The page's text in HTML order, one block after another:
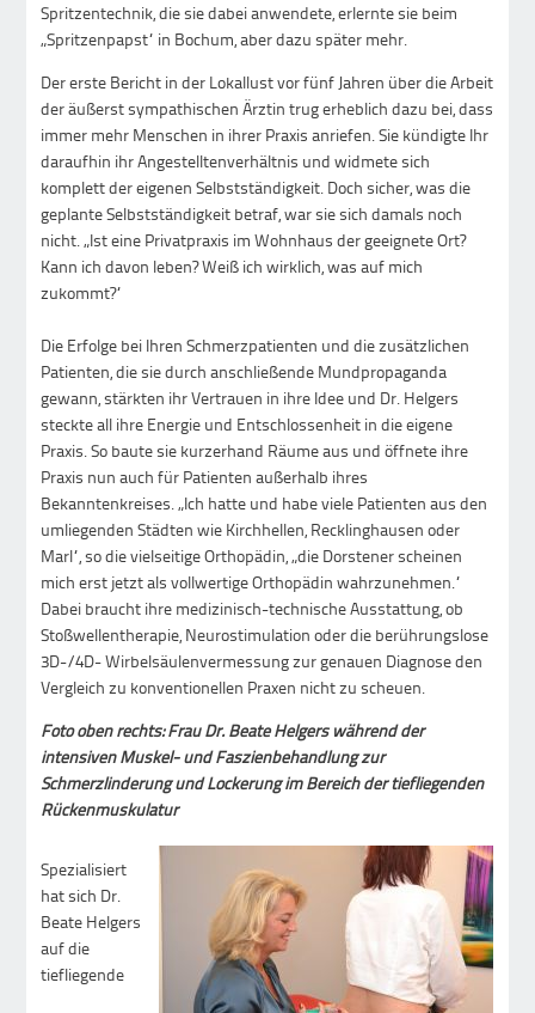
Spritzentechnik, die sie dabei anwendete, erlernte sie beim
„Spritzenpapst“ in Bochum, aber dazu später mehr.
Der erste Bericht in der Lokallust vor fünf Jahren über die Arbeit
der äußerst sympathischen Ärztin trug erheblich dazu bei, dass
immer mehr Menschen in ihrer Praxis anriefen. Sie kündigte Ihr
daraufhin ihr Angestelltenverhältnis und widmete sich
komplett der eigenen Selbstständigkeit. Doch sicher, was die
geplante Selbstständigkeit betraf, war sie sich damals noch
nicht. „Ist eine Privatpraxis im Wohnhaus der geeignete Ort?
Kann ich davon leben? Weiß ich wirklich, was auf mich
zukommt?“
Die Erfolge bei Ihren Schmerzpatienten und die zusätzlichen
Patienten, die sie durch anschließende Mundpropaganda
gewann, stärkten ihr Vertrauen in ihre Idee und Dr. Helgers
steckte all ihre Energie und Entschlossenheit in die eigene
Praxis. So baute sie kurzerhand Räume aus und öffnete ihre
Praxis nun auch für Patienten außerhalb ihres
Bekanntenkreises. „Ich hatte und habe viele Patienten aus den
umliegenden Städten wie Kirchhellen, Recklinghausen oder
Marl“, so die vielseitige Orthopädin, „die Dorstener scheinen
mich erst jetzt als vollwertige Orthopädin wahrzunehmen.“
Dabei braucht ihre medizinisch-technische Ausstattung, ob
Stoßwellentherapie, Neurostimulation oder die berührungslose
3D-/4D- Wirbelsäulenvermessung zur genauen Diagnose den
Vergleich zu konventionellen Praxen nicht zu scheuen.
Foto oben rechts: Frau Dr. Beate Helgers während der
intensiven Muskel- und Faszienbehandlung zur
Schmerzlinderung und Lockerung im Bereich der tiefliegenden
Rückenmuskulatur
Spezialisiert
hat sich Dr.
Beate Helgers
auf die
tiefliegende